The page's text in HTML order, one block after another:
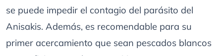
se puede impedir el contagio del parásito del
Anisakis. Además, es recomendable para su
primer acercamiento que sean pescados blancos